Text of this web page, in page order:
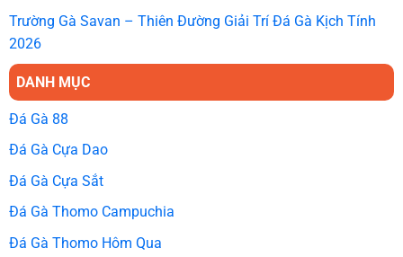
Trường Gà Savan – Thiên Đường Giải Trí Đá Gà Kịch Tính
2026
DANH MỤC
Đá Gà 88
Đá Gà Cựa Dao
Đá Gà Cựa Sắt
Đá Gà Thomo Campuchia
Đá Gà Thomo Hôm Qua